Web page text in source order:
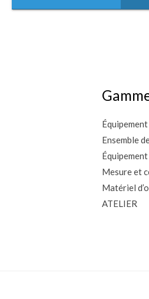
Ensemble
Mesure et
Matériel
ATELIER